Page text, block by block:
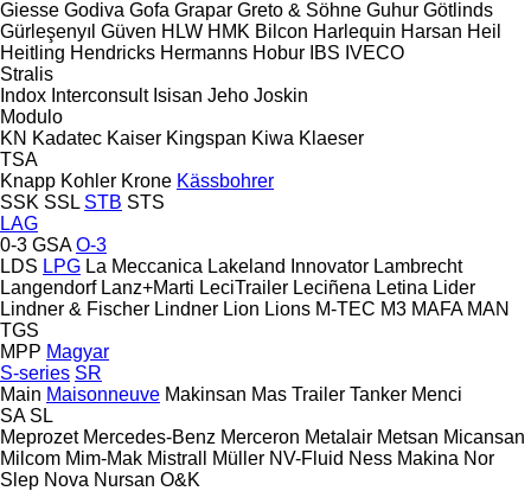
Giesse Godiva Gofa Grapar Greto & Söhne Guhur Götlinds
Gürleşenyıl Güven HLW HMK Bilcon Harlequin Harsan Heil
Heitling Hendricks Hermanns Hobur IBS IVECO
Stralis
Indox Interconsult Isisan Jeho Joskin
Modulo
KN Kadatec Kaiser Kingspan Kiwa Klaeser
TSA
Knapp Kohler Krone Kässbohrer
SSK SSL STB STS
LAG
0-3 GSA O-3
LDS LPG La Meccanica Lakeland Innovator Lambrecht
Langendorf Lanz+Marti LeciTrailer Leciñena Letina Lider
Lindner & Fischer Lindner Lion Lions M-TEC M3 MAFA MAN
TGS
MPP Magyar
S-series SR
Main Maisonneuve Makinsan Mas Trailer Tanker Menci
SA SL
Meprozet Mercedes-Benz Merceron Metalair Metsan Micansan
Milcom Mim-Mak Mistrall Müller NV-Fluid Ness Makina Nor
Slep Nova Nursan O&K